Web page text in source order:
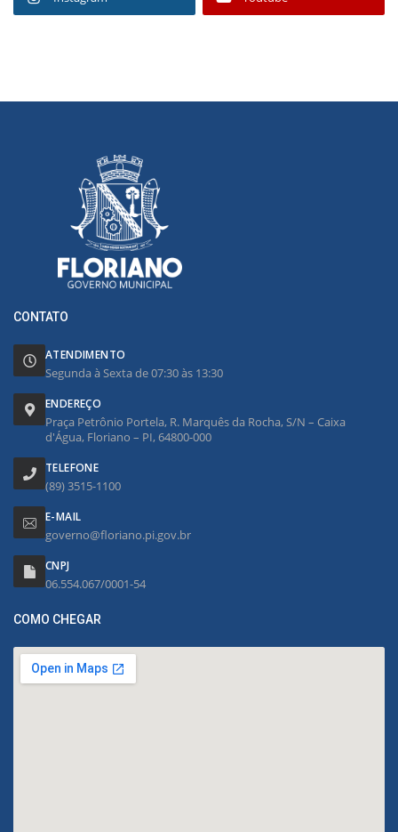
CONTATO
ATENDIMENTO
Segunda à Sexta de 07:30 às 13:30
ENDEREÇO
Praça Petrônio Portela, R. Marquês da Rocha, S/N – Caixa
d'Água, Floriano – PI, 64800-000
TELEFONE
(89) 3515-1100
E-MAIL
governo@floriano.pi.gov.br
CNPJ
06.554.067/0001-54
COMO CHEGAR